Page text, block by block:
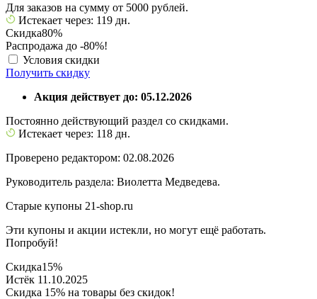
Для заказов на сумму от 5000 рублей.
Истекает через: 119 дн.
Скидка80%
Распродажа до -80%!
Условия скидки
Получить скидку
Акция действует до: 05.12.2026
Постоянно действующий раздел со скидками.
Истекает через: 118 дн.
Проверено редактором: 02.08.2026
Руководитель раздела: Виолетта Медведева.
Старые купоны 21-shop.ru
Эти купоны и акции истекли, но могут ещё работать.
Попробуй!
Скидка15%
Истёк 11.10.2025
Скидка 15% на товары без скидок!